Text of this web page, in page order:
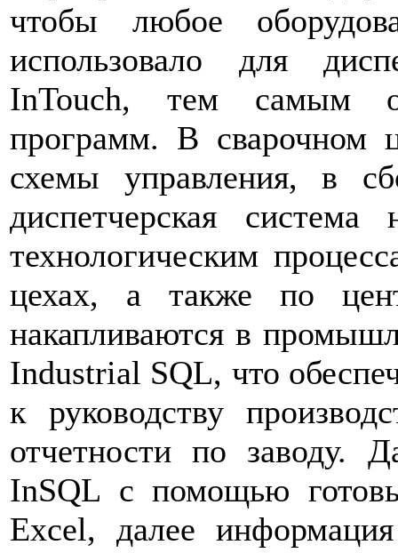
чтобы любое
использовало для
InTouch, тем самым
программ. В сварочном
схемы управления, в
диспетчерская
технологическим
цехах, а также по
накапливаются в
Industrial SQL, что
к руководству
отчетности по заводу.
InSQL с помощью
Excel, далее